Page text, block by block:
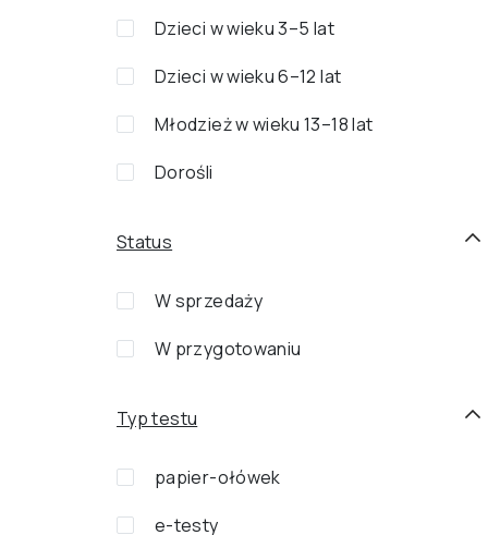
Dzieci w wieku 3–5 lat
Dzieci w wieku 6–12 lat
Młodzież w wieku 13–18 lat
Dorośli
Status
W sprzedaży
W przygotowaniu
Typ testu
papier-ołówek
e-testy